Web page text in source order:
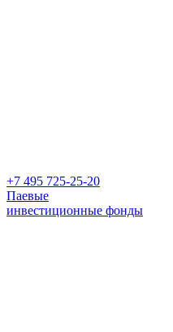
+7 495 725-25-20
Паевые
инвестиционные фонды